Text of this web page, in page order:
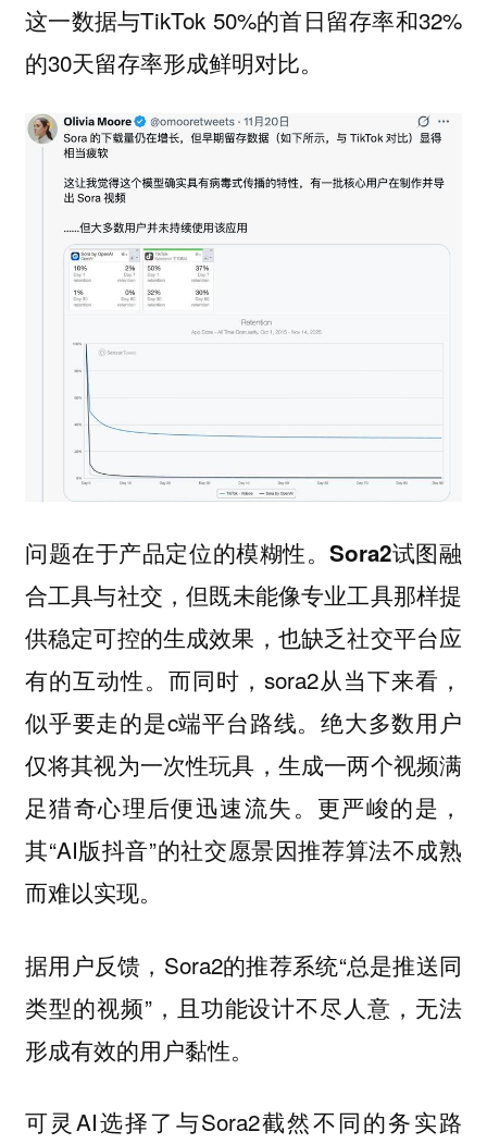
这一数据与TikTok 50%的首日留存率和32%
的30天留存率形成鲜明对比。
问题在于产品定位的模糊性。Sora2试图融
合工具与社交 ，但既未能像专业工具那样提
供稳定可控的生成效果，也缺乏社交平台应
有的互动性。而同时，sora2从当下来看，
似乎要走的是c端平台路线。绝大多数用户
仅将其视为一次性玩具，生成一两个视频满
足猎奇心理后便迅速流失。更严峻的是，
其“AI版抖音”的社交愿景因推荐算法不成熟
而难以实现。
据用户反馈，Sora2的推荐系统“总是推送同
类型的视频”，且功能设计不尽人意，无法
形成有效的用户黏性。
可灵AI选择了与Sora2截然不同的务实路